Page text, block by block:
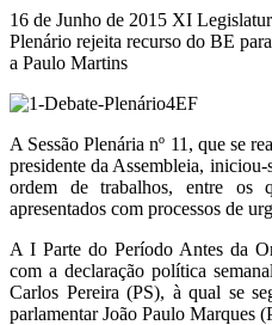
16 de Junho de 2015 XI
Plenário rejeita recurso do BE
a Paulo Martins
A Sessão Plenária nº 11, que se
presidente da Assembleia,
ordem de trabalhos, entre os
apresentados com processos de
A I Parte do Período Antes da
com a declaração política
Carlos Pereira (PS), à qual se
parlamentar João Paulo Marques